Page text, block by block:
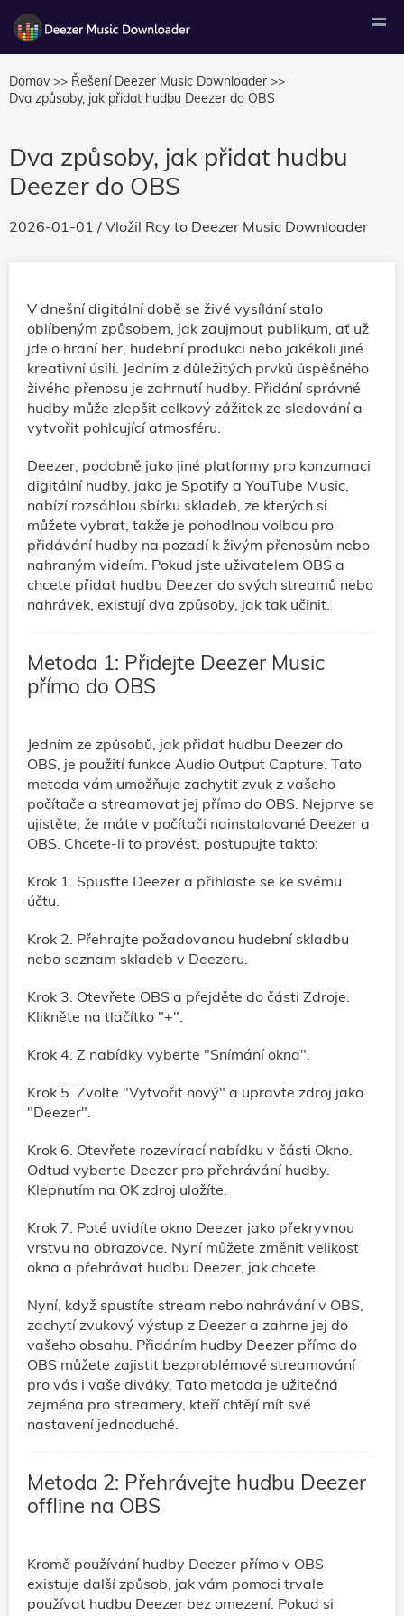
Domov >> Řešení Deezer Music Downloader >>
Dva způsoby, jak přidat hudbu Deezer do OBS
Dva způsoby, jak přidat hudbu
Deezer do OBS
2026-01-01 / Vložil Rcy to Deezer Music Downloader
V dnešní digitální době se živé vysílání stalo
oblíbeným způsobem, jak zaujmout publikum, ať už
jde o hraní her, hudební produkci nebo jakékoli jiné
kreativní úsilí. Jedním z důležitých prvků úspěšného
živého přenosu je zahrnutí hudby. Přidání správné
hudby může zlepšit celkový zážitek ze sledování a
vytvořit pohlcující atmosféru.
Deezer, podobně jako jiné platformy pro konzumaci
digitální hudby, jako je Spotify a YouTube Music,
nabízí rozsáhlou sbírku skladeb, ze kterých si
můžete vybrat, takže je pohodlnou volbou pro
přidávání hudby na pozadí k živým přenosům nebo
nahraným videím. Pokud jste uživatelem OBS a
chcete přidat hudbu Deezer do svých streamů nebo
nahrávek, existují dva způsoby, jak tak učinit.
Metoda 1: Přidejte Deezer Music
přímo do OBS
Jedním ze způsobů, jak přidat hudbu Deezer do
OBS, je použití funkce Audio Output Capture. Tato
metoda vám umožňuje zachytit zvuk z vašeho
počítače a streamovat jej přímo do OBS. Nejprve se
ujistěte, že máte v počítači nainstalované Deezer a
OBS. Chcete-li to provést, postupujte takto:
Krok 1. Spusťte Deezer a přihlaste se ke svému
účtu.
Krok 2. Přehrajte požadovanou hudební skladbu
nebo seznam skladeb v Deezeru.
Krok 3. Otevřete OBS a přejděte do části Zdroje.
Klikněte na tlačítko "+".
Krok 4. Z nabídky vyberte "Snímání okna".
Krok 5. Zvolte "Vytvořit nový" a upravte zdroj jako
"Deezer".
Krok 6. Otevřete rozevírací nabídku v části Okno.
Odtud vyberte Deezer pro přehrávání hudby.
Klepnutím na OK zdroj uložíte.
Krok 7. Poté uvidíte okno Deezer jako překryvnou
vrstvu na obrazovce. Nyní můžete změnit velikost
okna a přehrávat hudbu Deezer, jak chcete.
Nyní, když spustíte stream nebo nahrávání v OBS,
zachytí zvukový výstup z Deezer a zahrne jej do
vašeho obsahu. Přidáním hudby Deezer přímo do
OBS můžete zajistit bezproblémové streamování
pro vás i vaše diváky. Tato metoda je užitečná
zejména pro streamery, kteří chtějí mít své
nastavení jednoduché.
Metoda 2: Přehrávejte hudbu Deezer
offline na OBS
Kromě používání hudby Deezer přímo v OBS
existuje další způsob, jak vám pomoci trvale
používat hudbu Deezer bez omezení. Pokud si